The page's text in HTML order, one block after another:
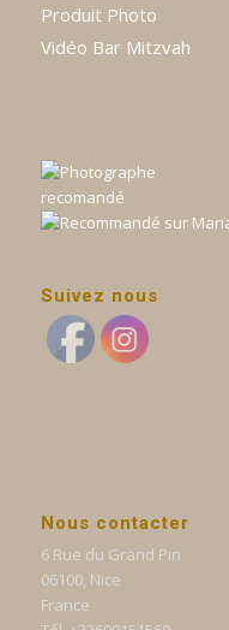
Produit Photo
Vidéo Bar Mitzvah
Suivez nous
Nous contacter
6 Rue du Grand Pin
06100, Nice
France